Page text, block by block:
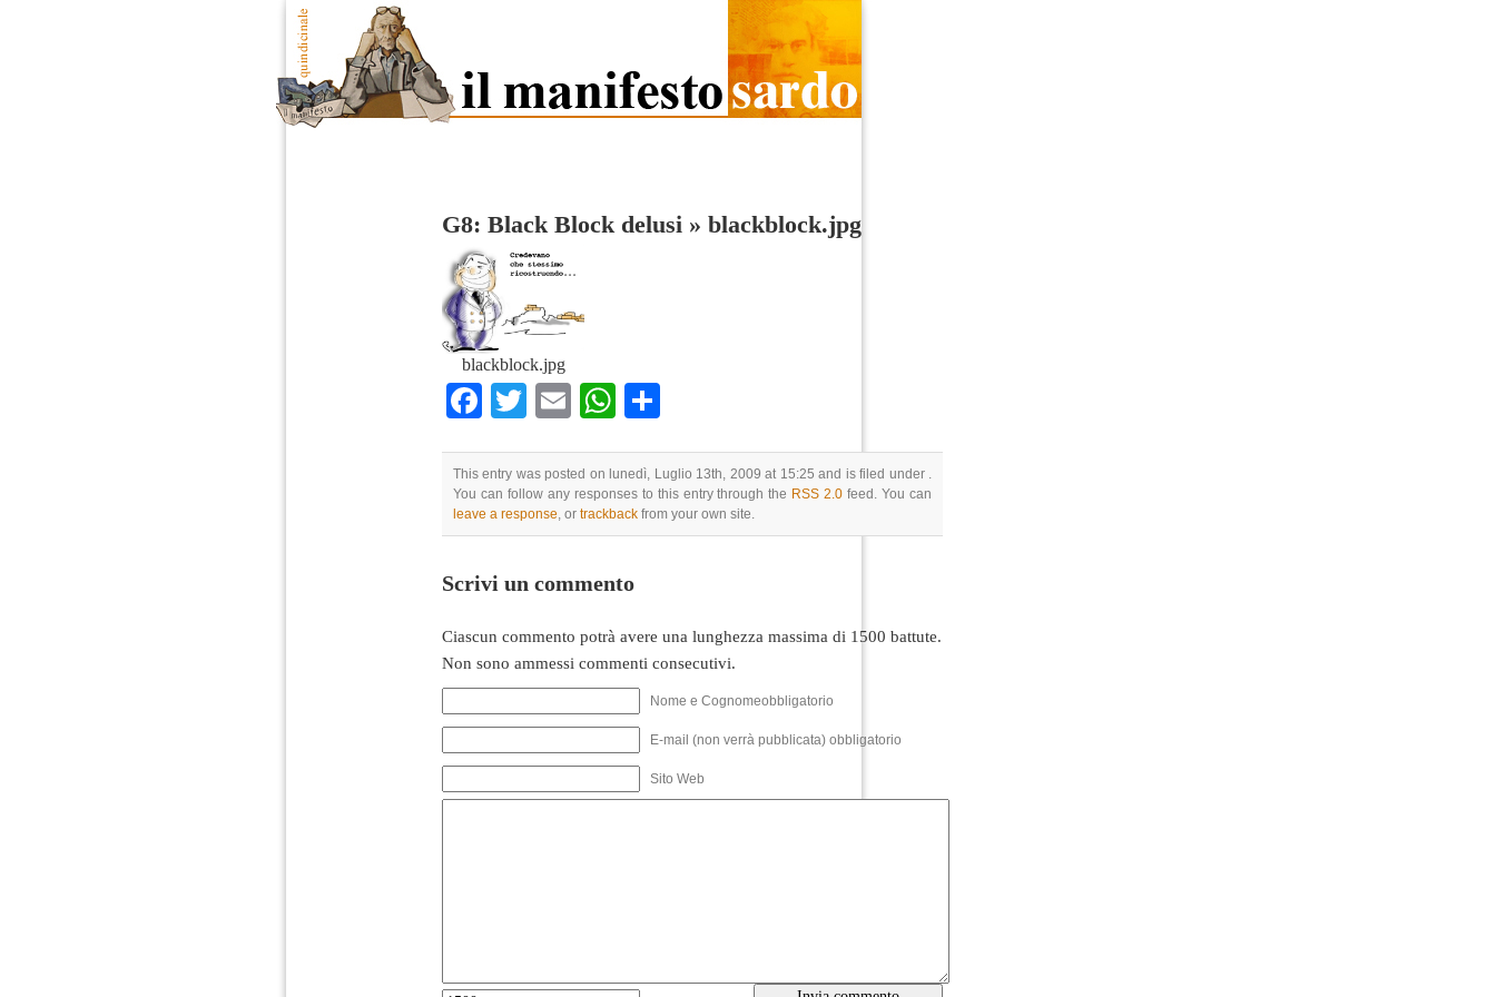
G8: Black Block delusi » blackblock.jpg
blackblock.jpg
Facebook
TwitterEmailWhatsApp
This entry was posted on lunedì, Luglio 13th, 2009 at 15:25 and is filed under .
You can follow any responses to this entry through the RSS 2.0 feed. You can
leave a response, or trackback from your own site.
Scrivi un commento
Ciascun commento potrà avere una lunghezza massima di 1500 battute.
Non sono ammessi commenti consecutivi.
Nome e Cognomeobbligatorio
E-mail (non verrà pubblicata) obbligatorio
Sito Web